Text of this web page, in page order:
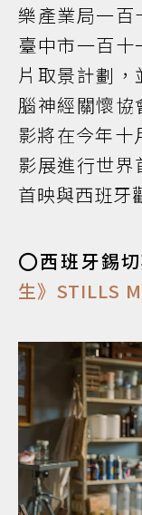
樂產業局一百
臺中市一百十
片取景計劃，
腦神經關懷
影將在今年十
影展進行世
首映與西班牙
⭕西班牙錫
生》STILLS